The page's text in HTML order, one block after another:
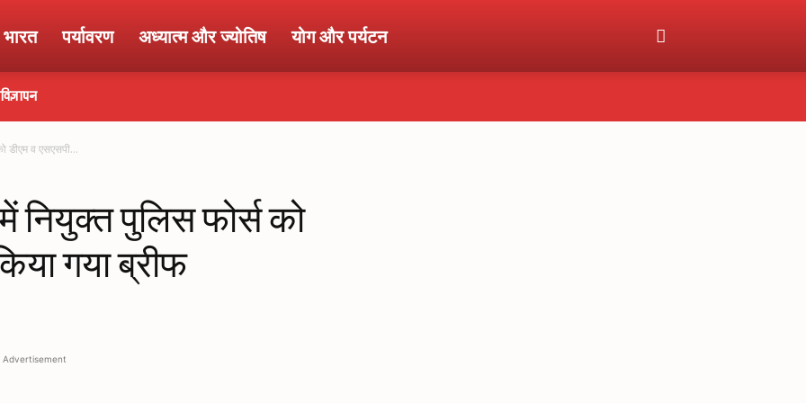
भारत पर्यावरण अध्यात्म और ज्योतिष योग और पर्यटन
विज्ञापन
डीएम व एसएसपी...
नियुक्त पुलिस फोर्स को
गया ब्रीफ
Advertisement